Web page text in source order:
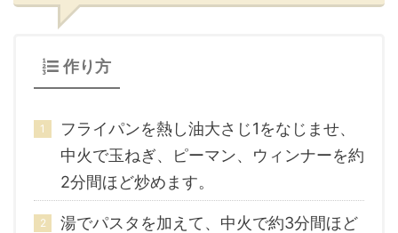
作り方
フライパンを熱し油大さじ1をなじませ、
中火で玉ねぎ、ピーマン、ウィンナーを約
2分間ほど炒めます。
湯でパスタを加えて、中火で約3分間ほど